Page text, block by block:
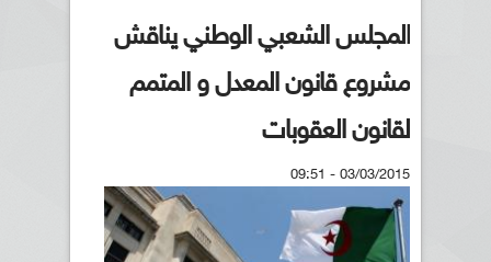
المجلس الشعبي الوطني يناقش
مشروع قانون المعدل و المتمم
لقانون العقوبات
03/03/2015 - 09:51